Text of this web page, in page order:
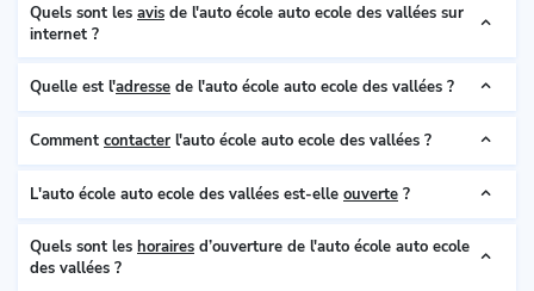
Quels sont les avis de l'auto école auto ecole des vallées sur
internet ?
Quelle est l'adresse de l'auto école auto ecole des vallées ?
Comment contacter l'auto école auto ecole des vallées ?
L'auto école auto ecole des vallées est-elle ouverte ?
Quels sont les horaires d’ouverture de l'auto école auto ecole
des vallées ?